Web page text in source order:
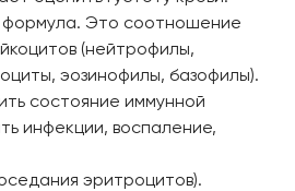
Это соотношение
(нейтрофилы,
эозинофилы, базофилы).
состояние иммунной
инфекции, воспаление,
эритроцитов).